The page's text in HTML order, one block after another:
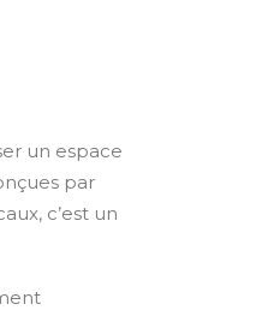
un espace
par
c’est un